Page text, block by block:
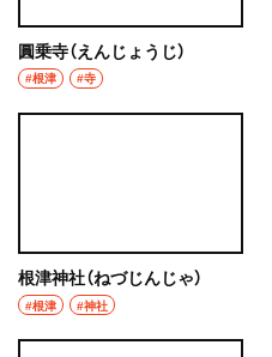
圓乗寺（えんじょうじ）
#根津 #寺
根津神社（ねづじんじゃ）
#根津 #神社